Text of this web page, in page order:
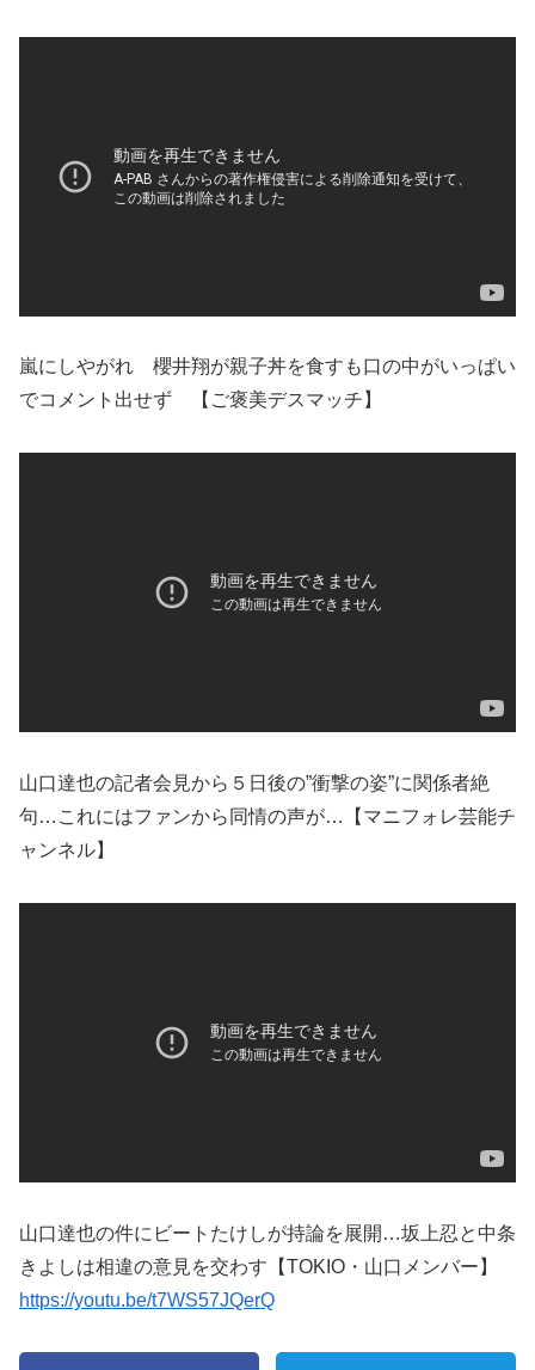
嵐にしやがれ 櫻井翔が親子丼を食すも口の中がいっぱい
でコメント出せず 【ご褒美デスマッチ】
山口達也の記者会見から５日後の”衝撃の姿”に関係者絶
句…これにはファンから同情の声が…【マニフォレ芸能チ
ャンネル】
山口達也の件にビートたけしが持論を展開…坂上忍と中条
きよしは相違の意見を交わす【TOKIO・山口メンバー】
https://youtu.be/t7WS57JQerQ